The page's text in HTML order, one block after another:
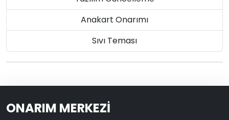
Anakart Onarımı
Sıvı Teması
ONARIM MERKEZİ